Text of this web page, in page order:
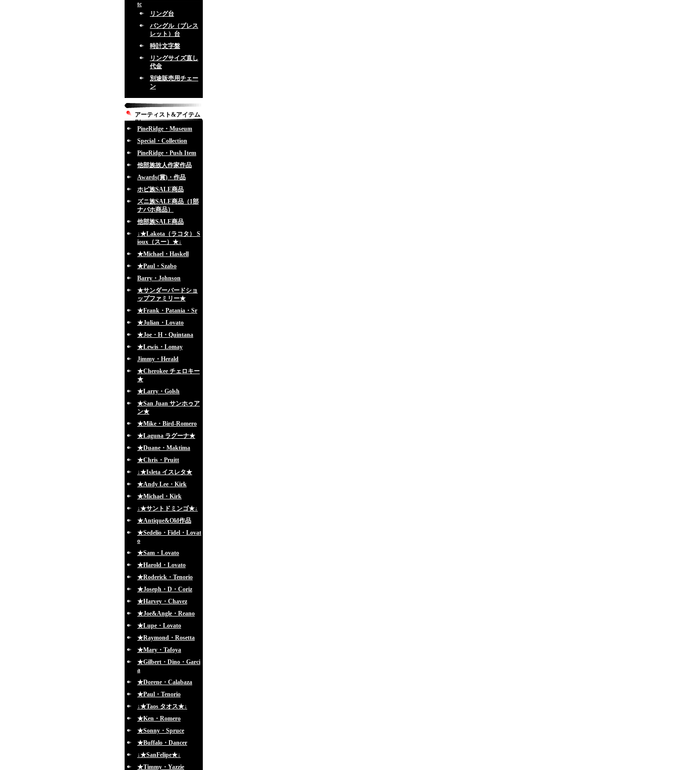
tc
リング台
バングル（ブレス
レット）台
時計文字盤
リングサイズ直し
代金
別途販売用チェー
ン
アーティスト&アイテム
別
PineRidge・Museum
Special・Collection
PineRidge・Push Item
他部族故人作家作品
Awards(賞)・作品
ホピ族SALE商品
ズニ族SALE商品（1部
ナバホ商品）
他部族SALE商品
↓★Lakota（ラコタ） S
ioux（スー）★↓
★Michael・Haskell
★Paul・Szabo
Barry・Johnson
★サンダーバードショ
ップファミリー★
★Frank・Patania・Sr
★Julian・Lovato
★Joe・H・Quintana
★Lewis・Lomay
Jimmy・Herald
★Cherokee チェロキー
★
★Larry・Golsh
★San Juan サンホゥア
ン★
★Mike・Bird-Romero
★Laguna ラグーナ★
★Duane・Maktima
★Chris・Pruitt
↓★Isleta イスレタ★
★Andy Lee・Kirk
★Michael・Kirk
↓★サントドミンゴ★↓
★Antique&Old作品
★Sedelio・Fidel・Lovat
o
★Sam・Lovato
★Harold・Lovato
★Roderick・Tenorio
★Joseph・D・Coriz
★Harvey・Chavez
★Joe&Angle・Reano
★Lupe・Lovato
★Raymond・Rosetta
★Mary・Tafoya
★Gilbert・Dino・Garci
a
★Dorene・Calabaza
★Paul・Tenorio
↓★Taos タオス★↓
★Ken・Romero
★Sonny・Spruce
★Buffalo・Dancer
↓★SanFelipe★↓
★Timmy・Yazzie